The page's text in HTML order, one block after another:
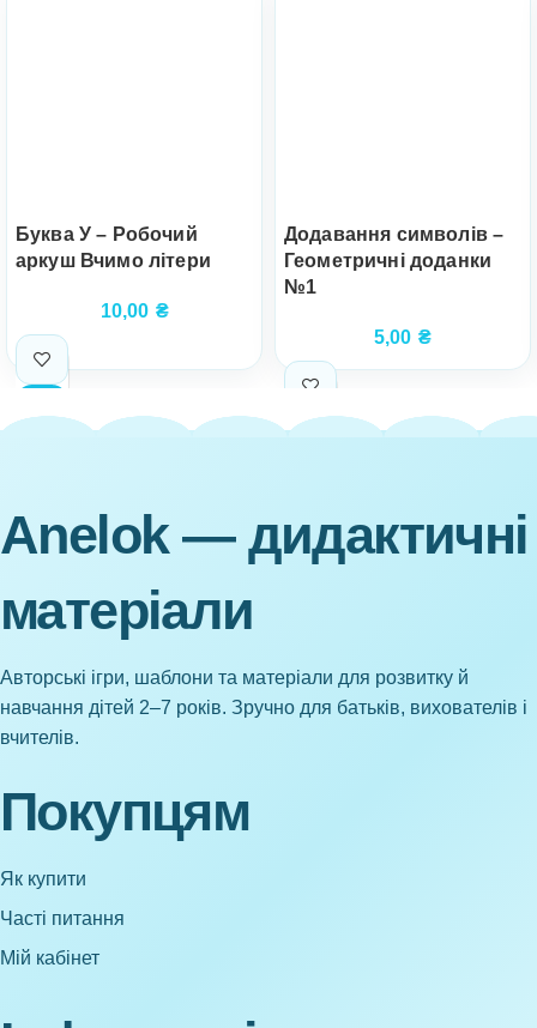
Буква У – Робочий
аркуш Вчимо літери
10,00 ₴
Додавання символів –
Геометричні доданки
№1
5,00 ₴
Anelok — дидактичні
матеріали
Авторські ігри, шаблони та матеріали для розвитку й
навчання дітей 2–7 років. Зручно для батьків, вихователів і
вчителів.
Покупцям
Як купити
Часті питання
Мій кабінет